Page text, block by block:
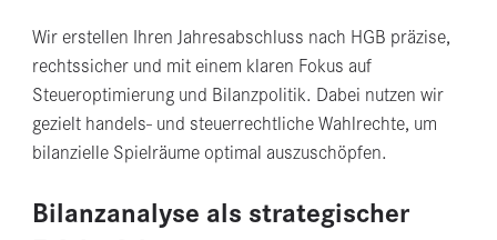
Wir erstellen Ihren Jahresabschluss nach HGB präzise,
rechtssicher und mit einem klaren Fokus auf
Steueroptimierung und Bilanzpolitik. Dabei nutzen wir
gezielt handels- und steuerrechtliche Wahlrechte, um
bilanzielle Spielräume optimal auszuschöpfen.
Bilanzanalyse als strategischer